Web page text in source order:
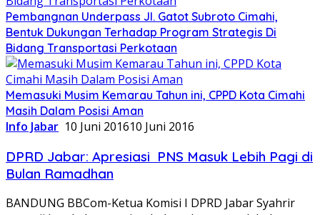
Pembangnan Underpass Jl. Gatot Subroto Cimahi,
Bentuk Dukungan Terhadap Program Strategis Di
Bidang Transportasi Perkotaan
Memasuki Musim Kemarau Tahun ini, CPPD Kota Cimahi
Masih Dalam Posisi Aman
Info Jabar 10 Juni 201610 Juni 2016
DPRD Jabar: Apresiasi PNS Masuk Lebih Pagi di
Bulan Ramadhan
BANDUNG BBCom-Ketua Komisi I DPRD Jabar Syahrir